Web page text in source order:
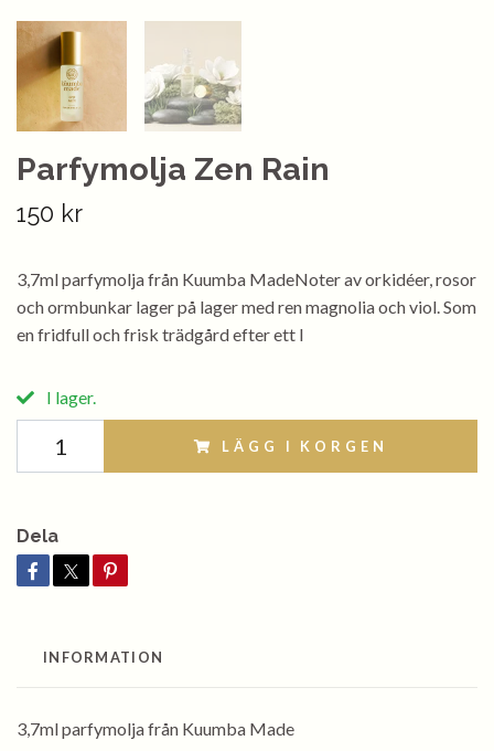
Parfymolja Zen Rain
150 kr
3,7ml parfymolja från Kuumba MadeNoter av orkidéer, rosor
och ormbunkar lager på lager med ren magnolia och viol. Som
en fridfull och frisk trädgård efter ett l
I lager.
LÄGG I KORGEN
Dela
INFORMATION
3,7ml parfymolja från Kuumba Made